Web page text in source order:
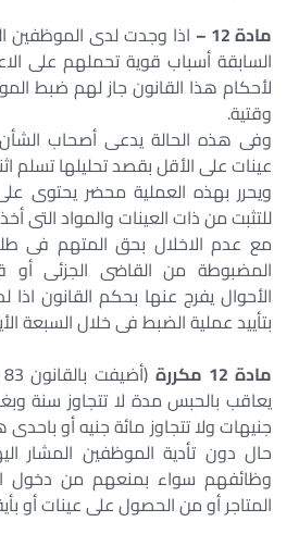
مادة 12 –
اذا وجدت لدى الموظفين
السابقة أسباب قوية تحملهم على
لأحكام هذا القانون جاز لهم ضبط
وقتية.
وفى هذه الحالة يدعى أصحاب
عينات على الأقل بقصد تحليلها تسلم
ويحرر بهذه العملية محضر يحتوى على
للتثبت من ذات العينات والمواد التى
مع عدم الاخلال بحق المتهم فى
المضبوطة من القاضى الجزئى
الأحوال يفرج عنها بحكم القانون
بتأييد عملية الضبط فى خلال السبعة
مادة 12 مكررة
يعاقب بالحبس مدة لا تتجاوز سنة
جنيهات ولا تتجاوز مائة جنيه أو
وظائفهم سواء بمنعهم من دخول
المتاجر أو من الحصول على عينات أو